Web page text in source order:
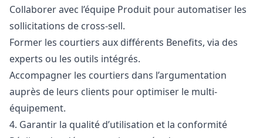
Collaborer avec l’équipe Produit pour automatiser les
sollicitations de cross-sell.
Former les courtiers aux différents Benefits, via des
experts ou les outils intégrés.
Accompagner les courtiers dans l’argumentation
auprès de leurs clients pour optimiser le multi-
équipement.
4. Garantir la qualité d’utilisation et la conformité